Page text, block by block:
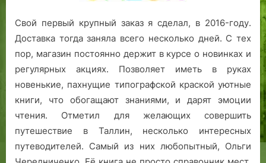
Свой первый крупный заказ я сделал, в 2016-году.
Доставка тогда заняла всего несколько дней. С тех
пор, магазин постоянно держит в курсе о новинках и
регулярных акциях. Позволяет иметь в руках
новенькие, пахнущие типографской краской уютные
книги, что обогащают знаниями, и дарят эмоции
чтения. Отметил для желающих совершить
путешествие в Таллин, несколько интересных
путеводителей. Самый из них любопытный, Ольги